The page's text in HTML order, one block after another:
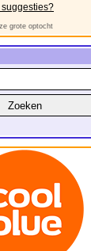
grote optocht